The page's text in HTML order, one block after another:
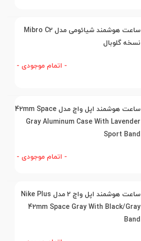
ساعت هوشمند شیائومی مدل Mibro C2
نسخه گلوبال
- اتمام موجودی -
ساعت هوشمند اپل واچ مدل 42mm Space
Gray Aluminum Case With Lavender
Sport Band
- اتمام موجودی -
ساعت هوشمند اپل واچ 2 مدل Nike Plus
42mm Space Gray With Black/Gray
Band